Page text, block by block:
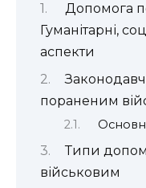
Допомога
Гуманітарні,
аспекти
пораненим
Типи
військовим